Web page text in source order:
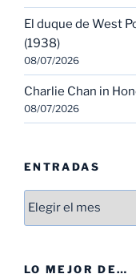
El duque de West
(1938)
08/07/2026
Charlie Chan in
08/07/2026
ENTRADAS
Entradas
LO MEJOR DE…